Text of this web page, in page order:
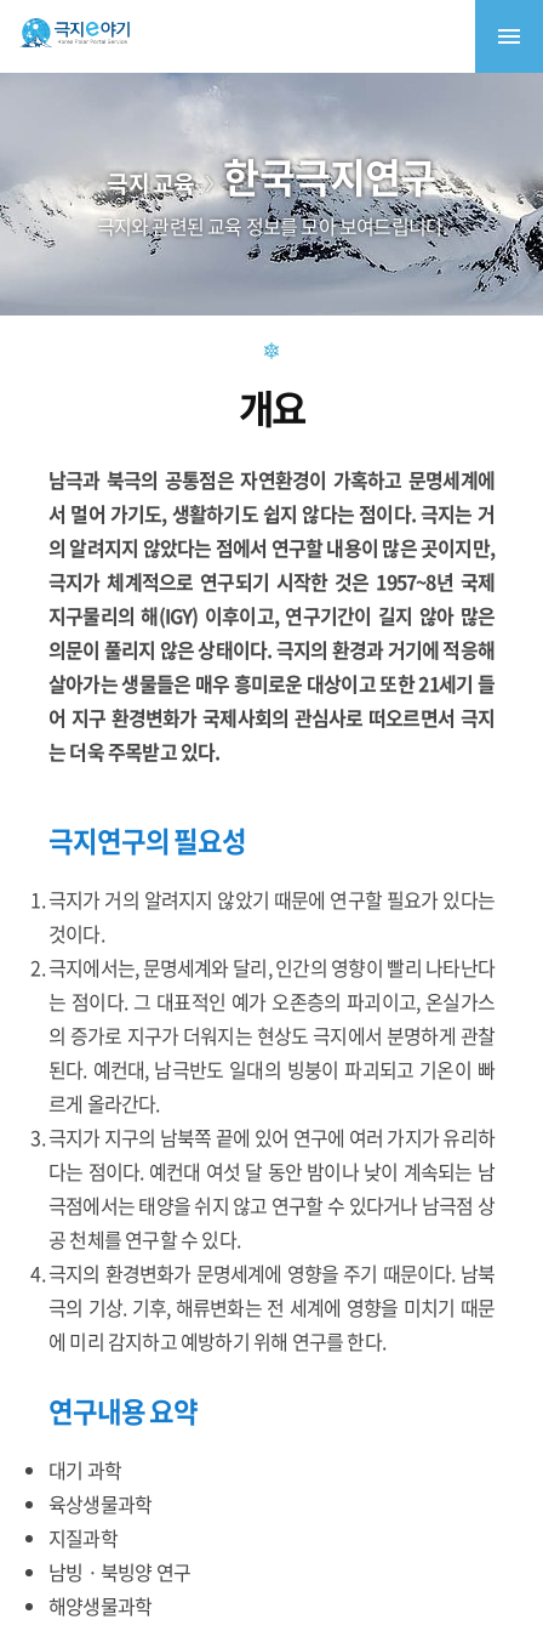
극지 교육 한국극지연구
극지와 관련된 교육 정보를 모아 보여드립니다.
개요
남극과 북극의 공통점은 자연환경이 가혹하고 문명세계에
서 멀어 가기도, 생활하기도 쉽지 않다는 점이다. 극지는 거
의 알려지지 않았다는 점에서 연구할 내용이 많은 곳이지만,
극지가 체계적으로 연구되기 시작한 것은 1957~8년 국제
지구물리의 해(IGY) 이후이고, 연구기간이 길지 않아 많은
의문이 풀리지 않은 상태이다. 극지의 환경과 거기에 적응해
살아가는 생물들은 매우 흥미로운 대상이고 또한 21세기 들
어 지구 환경변화가 국제사회의 관심사로 떠오르면서 극지
는 더욱 주목받고 있다.
극지연구의 필요성
극지가 거의 알려지지 않았기 때문에 연구할 필요가 있다는
것이다.
극지에서는, 문명세계와 달리, 인간의 영향이 빨리 나타난다
는 점이다. 그 대표적인 예가 오존층의 파괴이고, 온실가스
의 증가로 지구가 더워지는 현상도 극지에서 분명하게 관찰
된다. 예컨대, 남극반도 일대의 빙붕이 파괴되고 기온이 빠
르게 올라간다.
극지가 지구의 남북쪽 끝에 있어 연구에 여러 가지가 유리하
다는 점이다. 예컨대 여섯 달 동안 밤이나 낮이 계속되는 남
극점에서는 태양을 쉬지 않고 연구할 수 있다거나 남극점 상
공 천체를 연구할 수 있다.
극지의 환경변화가 문명세계에 영향을 주기 때문이다. 남북
극의 기상. 기후, 해류변화는 전 세계에 영향을 미치기 때문
에 미리 감지하고 예방하기 위해 연구를 한다.
연구내용 요약
대기 과학
육상생물과학
지질과학
남빙 · 북빙양 연구
해양생물과학